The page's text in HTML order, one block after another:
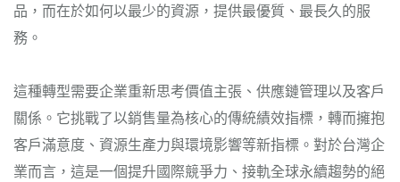
品，而在於如何以最少的資源，提供最優質、最長久的服
務。
這種轉型需要企業重新思考價值主張、供應鏈管理以及客戶
關係。它挑戰了以銷售量為核心的傳統績效指標，轉而擁抱
客戶滿意度、資源生產力與環境影響等新指標。對於台灣企
業而言，這是一個提升國際競爭力、接軌全球永續趨勢的絕